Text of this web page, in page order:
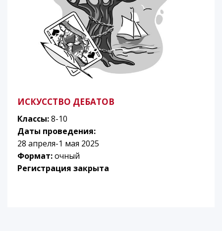
ИСКУССТВО ДЕБАТОВ
Классы:8-10
Даты проведения:
28 апреля-1 мая 2025
Формат:очный
Регистрация закрыта